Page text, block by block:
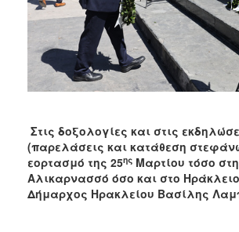
ΑΝΘΕΚΤΙΚΗ
ΠΟΛΗ
Στις δοξολογίες και στις
(παρελάσεις και κατάθεση
εορτασμό της 25ης Μαρτίου τόσο
Αλικαρνασσό όσο και στο
Δήμαρχος Ηρακλείου Βασίλης